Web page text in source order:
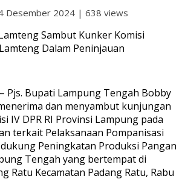
Desember 2024 | 638 views
Pjs. Bupati Lampung Tengah Bobby
dan menyambut kunjungan
IV DPR RI Provinsi Lampung pada
terkait Pelaksanaan Pompanisasi
Peningkatan Produksi Pangan
Tengah yang bertempat di
Ratu Kecamatan Padang Ratu, Rabu